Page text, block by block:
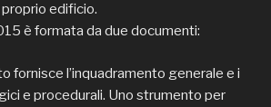
edificio.
è formata da due documenti:
fornisce l’inquadramento generale e i
e procedurali. Uno strumento per